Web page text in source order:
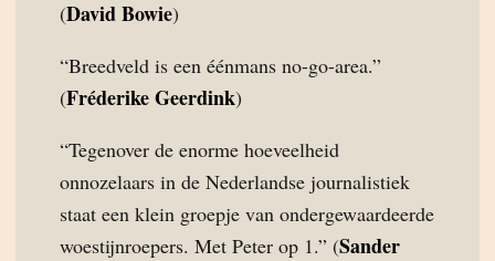
(David Bowie)
“Breedveld is een éénmans no-go-area.”
(Fréderike Geerdink)
“Tegenover de enorme hoeveelheid
onnozelaars in de Nederlandse journalistiek
staat een klein groepje van ondergewaardeerde
woestijnroepers. Met Peter op 1.” (Sander